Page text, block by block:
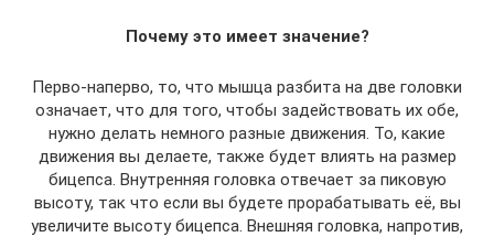
Почему это имеет значение?
Перво-наперво, то, что мышца разбита на две головки
означает, что для того, чтобы задействовать их обе,
нужно делать немного разные движения. То, какие
движения вы делаете, также будет влиять на размер
бицепса. Внутренняя головка отвечает за пиковую
высоту, так что если вы будете прорабатывать её, вы
увеличите высоту бицепса. Внешняя головка, напротив,